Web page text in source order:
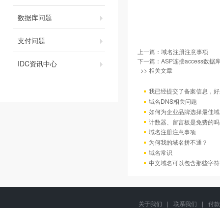
数据库问题
支付问题
IDC资讯中心
上一篇： 域名注册注意事项
下一篇： ASP连接access数据
>> 相关文章
我已经提交了备案信息，
域名DNS相关问题
如何为企业品牌选择最佳
计数器、留言板是免费的
域名注册注意事项
为何我的域名拼不通？
域名常识
中文域名可以包含那些字
关于我们 | 联系我们 |
付